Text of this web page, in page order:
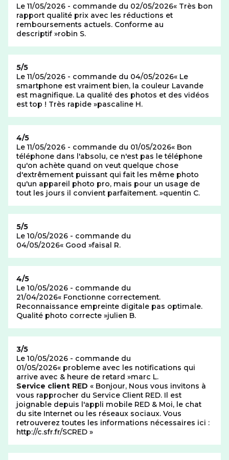
Le 11/05/2026 - commande du 02/05/2026
Très bon
rapport qualité prix avec les réductions et
remboursements actuels. Conforme au
descriptif
robin S.
Note de
5/5
Le 11/05/2026 - commande du 04/05/2026
Le
smartphone est vraiment bien, la couleur Lavande
est magnifique. La qualité des photos et des vidéos
est top ! Très rapide
pascaline H.
Note de
4/5
Le 11/05/2026 - commande du 01/05/2026
Bon
téléphone dans l'absolu, ce n'est pas le téléphone
qu'on achète quand on veut quelque chose
d'extrêmement puissant qui fait les même photo
qu'un appareil photo pro, mais pour un usage de
tout les jours il convient parfaitement.
quentin C.
Note de
5/5
Le 10/05/2026 - commande du
04/05/2026
Good faisal R.
Note de
4/5
Le 10/05/2026 - commande du
21/04/2026
Fonctionne correctement.
Reconnaissance empreinte digitale pas optimale.
Qualité photo correcte
julien B.
Note de
3/5
Le 10/05/2026 - commande du
01/05/2026
probleme avec les notifications qui
arrive avec & heure de retard
marc L.
Réponse au commentaire précédant
Service client RED
Bonjour, Nous vous invitons à
vous rapprocher du Service Client RED. Il est
joignable depuis l'appli mobile RED & Moi, le chat
du site Internet ou les réseaux sociaux. Vous
retrouverez toutes les informations nécessaires ici :
http://c.sfr.fr/SCRED